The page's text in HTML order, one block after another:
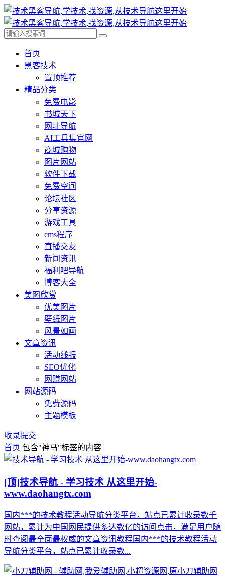
首页
黑客技术
置顶推荐
精品分类
免费电影
书城天下
网址导航
AI工具集官网
商城购物
图片网站
软件下载
免费空间
论坛社区
分享资源
游戏工具
cms程序
直播交友
新闻资讯
福利吧导航
博客大全
美图欣赏
优美图片
壁纸图片
风景如画
文章资讯
活动线报
SEO优化
网赚网站
网站源码
免费源码
主题模板
收录提交
首页 包含"神马"标签的内容
[顶]技术导航 - 学习技术 从这里开始-
www.daohangtx.com
国内***的技术教程活动导航分类平台，站点已累计收录数千
网站，累计为中国网民提供多达数亿的访问点击，满足用户随
时查阅最全面最权威的文章资讯教程国内***的技术教程活动
导航分类平台，站点已累计收录数...